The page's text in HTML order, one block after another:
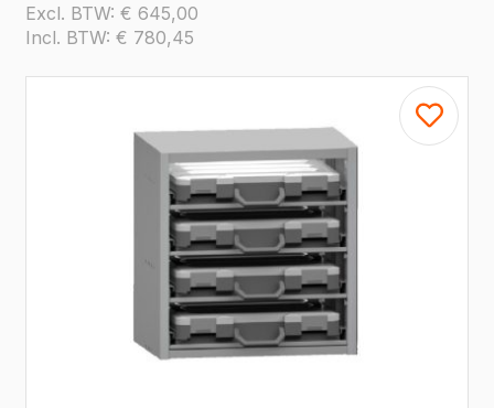
Excl. BTW: € 645,00
Incl. BTW: € 780,45